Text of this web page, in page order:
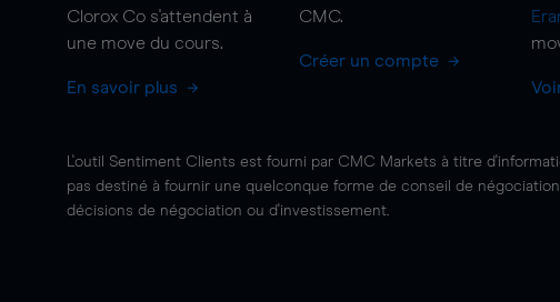
Clorox Co s'attendent à
une move du cours.
En savoir plus
CMC.
Créer un compte
L'outil Sentiment Clients est fourni par CMC Markets à titre
pas destiné à fournir une quelconque forme de conseil de
décisions de négociation ou d'investissement.